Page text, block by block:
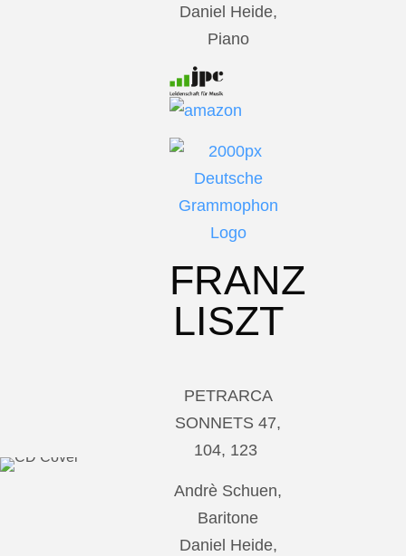
Daniel Heide,
Piano
FRANZ
LISZT
PETRARCA
SONNETS 47,
104, 123
Andrè Schuen,
Baritone
Daniel Heide,